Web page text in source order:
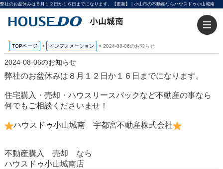
弊社のお盆休みは８月１２日か１６日までになります。【更新】 | 小山市の不動産ならハウスドゥ小山城南
TOPページ > インフォメーション > 2024-08-06のお知らせ
2024-08-06のお知らせ
弊社のお盆休みは８月１２日か１６日までになります。
住宅購入・売却・ハウスリースバックなど不動産の事なら
何でもご相談くださいませ！
ハウスドゥ小山城南 宇都宮不動産株式会社
不動産購入 売却 なら
ハウスドゥ小山城南店